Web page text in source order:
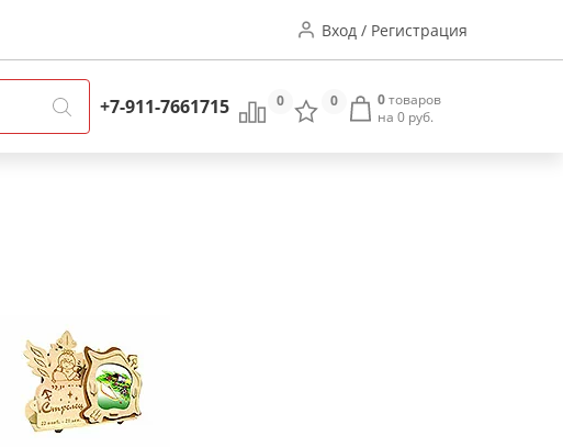
Вход / Регистрация
+7-911-7661715 0 0 0товаров
на 0 руб.